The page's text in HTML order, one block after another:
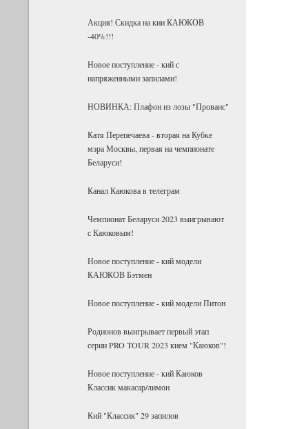
Акция! Скидка на кии КАЮКОВ
-40%!!!
Новое поступление - кий с
напряженными запилами!
НОВИНКА: Плафон из лозы "Прованс"
Катя Перепечаева - вторая на Кубке
мэра Москвы, первая на чемпионате
Беларуси!
Канал Каюкова в телеграм
Чемпионат Беларуси 2023 выигрывают
с Каюковым!
Новое поступление - кий модели
КАЮКОВ Бэтмен
Новое поступление - кий модели Питон
Родионов выигрывает первый этап
серии PRO TOUR 2023 кием "Каюков"!
Новое поступление - кий Каюков
Классик макасар/лимон
Кий "Классик" 29 запилов